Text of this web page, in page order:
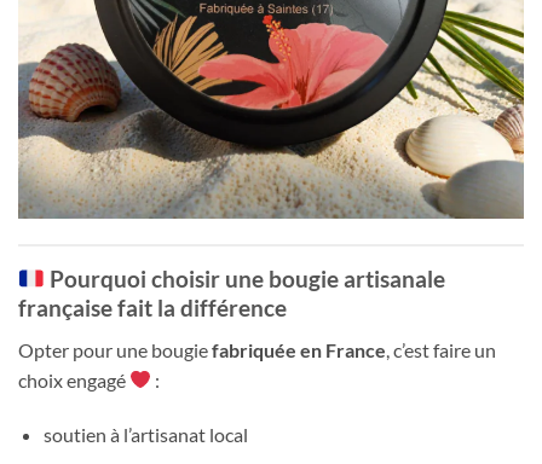
Pourquoi choisir une bougie artisanale
française fait la différence
Opter pour une bougiefabriquée en France , c’est faire un
choix engagé
:
soutien à l’artisanat local